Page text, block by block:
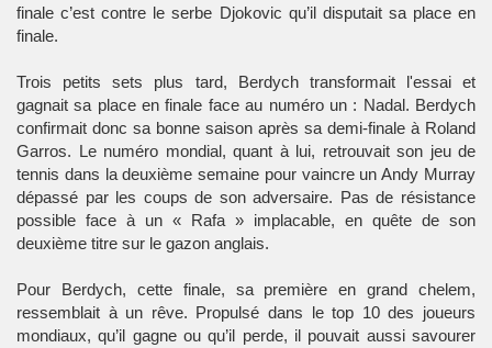
finale c’est contre le serbe Djokovic qu’il disputait sa place en
finale.
Trois petits sets plus tard, Berdych transformait l'essai et
gagnait sa place en finale face au numéro un : Nadal. Berdych
confirmait donc sa bonne saison après sa demi-finale à Roland
Garros. Le numéro mondial, quant à lui, retrouvait son jeu de
tennis dans la deuxième semaine pour vaincre un Andy Murray
dépassé par les coups de son adversaire. Pas de résistance
possible face à un « Rafa » implacable, en quête de son
deuxième titre sur le gazon anglais.
Pour Berdych, cette finale, sa première en grand chelem,
ressemblait à un rêve. Propulsé dans le top 10 des joueurs
mondiaux, qu’il gagne ou qu’il perde, il pouvait aussi savourer